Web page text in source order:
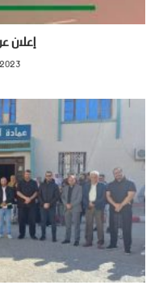
إعلان